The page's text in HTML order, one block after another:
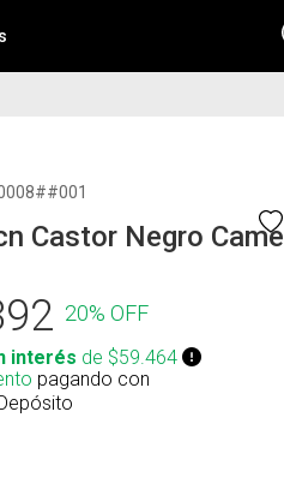
⚡
Castor Negro Camel
20% OFF
interés de $59.464
pagando con